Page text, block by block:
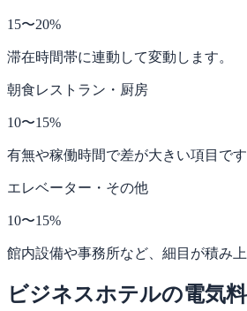
15〜20%
滞在時間帯に連動して変動します。
朝食レストラン・厨房
10〜15%
有無や稼働時間で差が大きい項目です
エレベーター・その他
10〜15%
館内設備や事務所など、細目が積み上
ビジネスホテルの電気